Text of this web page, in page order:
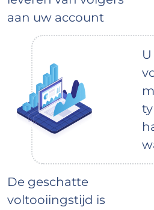
aan uw account
De geschatte
voltooiingstijd is